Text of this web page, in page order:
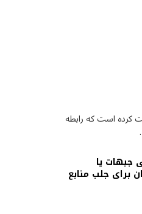
کرده است که رابطه
جبهات یا
برای جلب منابع